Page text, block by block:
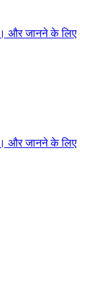
और जानने के लिए
और जानने के लिए